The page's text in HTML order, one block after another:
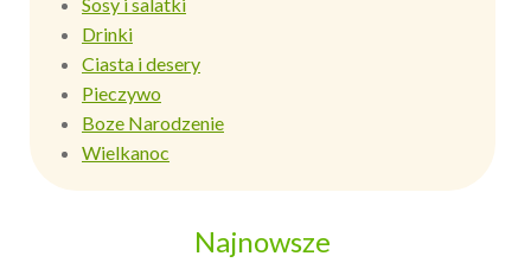
Sosy i salatki
Drinki
Ciasta i desery
Pieczywo
Boze Narodzenie
Wielkanoc
Najnowsze